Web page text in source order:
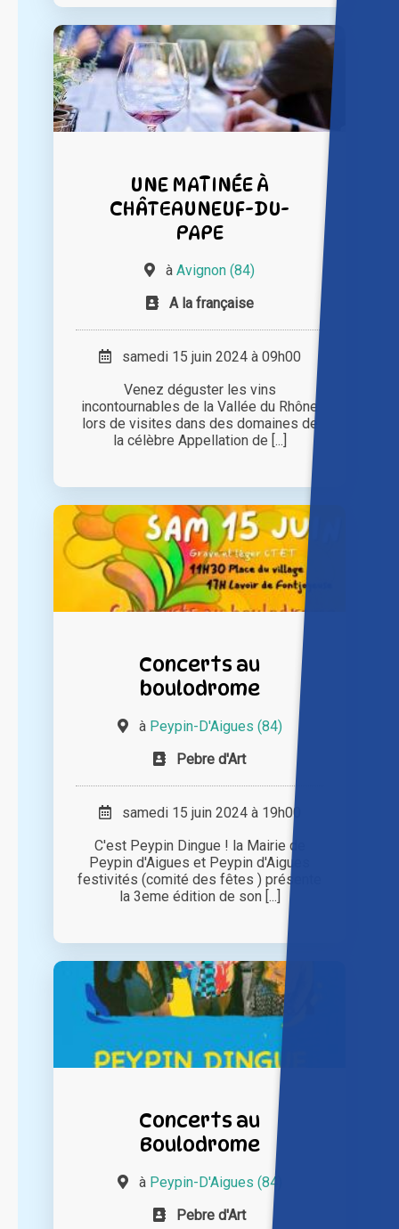
UNE MATINÉE À
CHÂTEAUNEUF-DU-
PAPE
à Avignon (84)
A la française
samedi 15 juin 2024 à 09h00
Venez déguster les vins
incontournables de la Vallée du Rhône
lors de visites dans des domaines de
la célèbre Appellation de [...]
Concerts au
boulodrome
à Peypin-D'Aigues (84)
Pebre d'Art
samedi 15 juin 2024 à 19h00
C'est Peypin Dingue ! la Mairie de
Peypin d'Aigues et Peypin d'Aigues
festivités (comité des fêtes ) présente
la 3eme édition de son [...]
Concerts au
Boulodrome
à Peypin-D'Aigues (84)
Pebre d'Art